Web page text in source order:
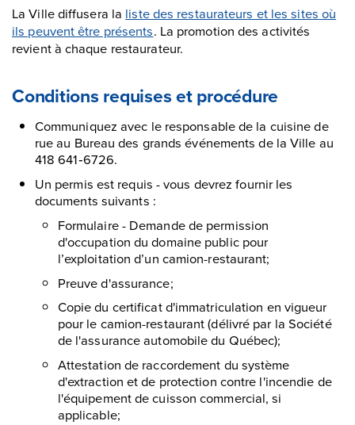
La Ville diffusera la liste des restaurateurs et les sites où
ils peuvent être présents. La promotion des activités
revient à chaque restaurateur.
Conditions requises et procédure
Communiquez avec le responsable de la cuisine de
rue au Bureau des grands événements de la Ville au
418 641‑6726.
Un permis est requis - vous devrez fournir les
documents suivants :
Formulaire - Demande de permission
d'occupation du domaine public pour
l’exploitation d’un camion-restaurant;
Preuve d'assurance;
Copie du certificat d'immatriculation en vigueur
pour le camion-restaurant (délivré par la Société
de l'assurance automobile du Québec);
Attestation de raccordement du système
d'extraction et de protection contre l'incendie de
l'équipement de cuisson commercial, si
applicable;